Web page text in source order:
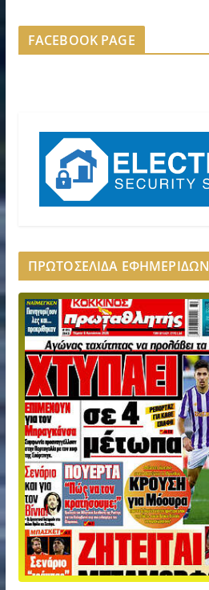
FACEBOOK PAGE
ΠΡΩΤΟΣΕΛΙΔΑ ΕΦΗΜΕΡΙΔΩΝ